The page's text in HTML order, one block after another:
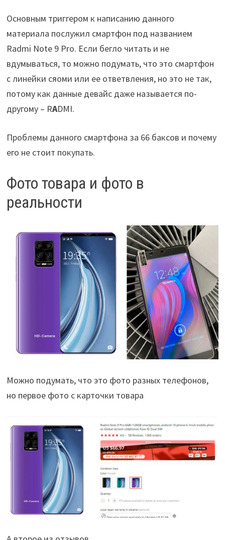
Основным триггером к написанию данного
материала послужил смартфон под названием
Radmi Note 9 Pro. Если бегло читать и не
вдумываться, то можно подумать, что это смартфон
с линейки сяоми или ее ответвления, но это не так,
потому как данные девайс даже называется по-
другому – RADMI.
Проблемы данного смартфона за 66 баксов и почему
его не стоит покупать.
Фото товара и фото в
реальности
Можно подумать, что это фото разных телефонов,
но первое фото с карточки товара